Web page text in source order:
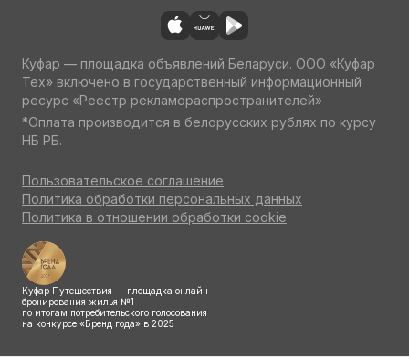
Куфар — площадка объявлений Беларуси. ООО «Куфар
Тех» включено в государственный информационный
ресурс «Реестр рекламораспространителей»
*Оплата производится в белорусских рублях по курсу
НБ РБ.
Пользовательское соглашение
Политика обработки персональных данных
Политика в отношении обработки cookie
Куфар Путешествия — площадка онлайн-
бронирования жилья №1
по итогам потребительского голосования
на конкурсе «Бренд года» в 2025